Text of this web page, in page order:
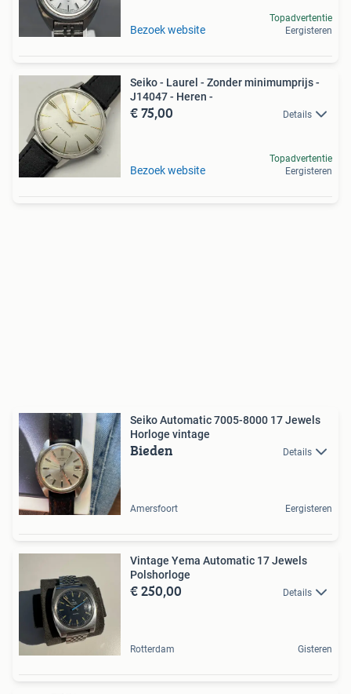
Bezoek website
Topadvertentie
Eergisteren
Seiko - Laurel - Zonder minimumprijs -
J14047 - Heren -
€ 75,00 Details
Bezoek website
Topadvertentie
Eergisteren
Seiko Automatic 7005-8000 17 Jewels
Horloge vintage
Bieden Details
Amersfoort Eergisteren
Vintage Yema Automatic 17 Jewels
Polshorloge
€ 250,00 Details
Rotterdam Gisteren